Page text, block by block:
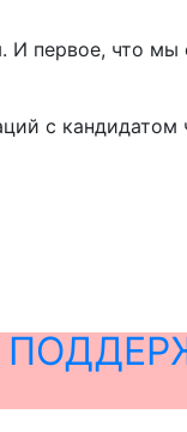
И первое, что мы
с кандидатом